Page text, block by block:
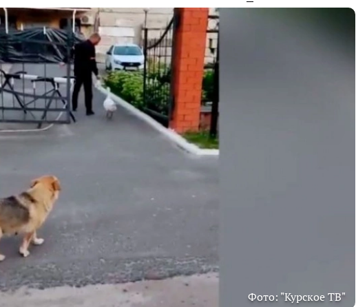
Фото: "Курское ТВ"